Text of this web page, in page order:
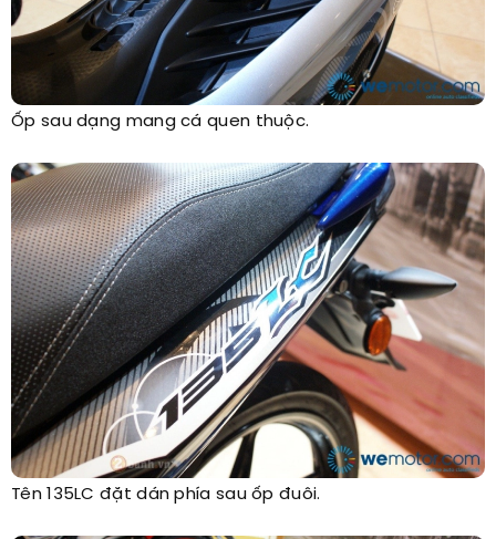
Ốp sau dạng mang cá quen thuộc.
Tên 135LC đặt dán phía sau ốp đuôi.